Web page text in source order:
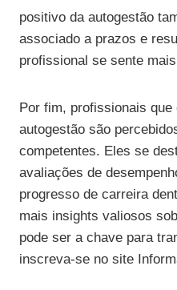
positivo da autogestão
associado a prazos e
profissional se sente
Por fim, profissionais
autogestão são
competentes. Eles se
avaliações de
progresso de carreira
mais insights valiosos
pode ser a chave para
inscreva-se no site